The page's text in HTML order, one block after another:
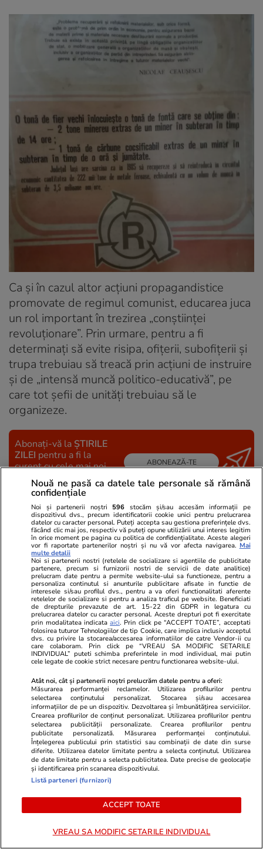
Ca şi în cazul altor acţiuni propagandistice
promovate de regimul comunist, educarea juca
un rol important în trezirea „conştiinţei
revoluţionare”. Prin urmare, pentru a fi
determinaţi să evite risipa, ofiţerii, subofiţerii şi
trupa trebuiau să treacă prin acţiuni de instruire
şi de „intensă muncă politico-educativă”, pe
care tot şefii de unităţi trebuiau să le
organizeze.
Abonați-vă la ȘTIRILE
ZILEI pentru a fi la
curent cu cele mai noi
informații.
ABONEAZĂ-TE
URMĂREȘTE CEL MAI NOU VIDEO
Drăgușanu rupe tăcerea despre pensia
alimentară pe care o primește de la Victor Slav/
Imagini cu vila lui Dorian Popa după renovarea
completă
Share 5 comentarii
Abonați-vă la canalul Libertatea de WhatsApp pentru
a fi la curent cu ultimele informații
Nouă ne pasă ca datele tale personale să rămână
confidențiale
Noi și partenerii noștri 596 stocăm și/sau accesăm informații pe
dispozitivul dvs., precum identificatorii cookie unici pentru prelucrarea
datelor cu caracter personal. Puteți accepta sau gestiona preferințele dvs.
făcând clic mai jos, respectiv vă puteți opune utilizării unui interes legitim
în orice moment pe pagina cu politica de confidențialitate. Aceste alegeri
vor fi raportate partenerilor noștri și nu vă vor afecta navigarea. Mai
multe detalii
Noi si partenerii nostri (retelele de socializare si agentiile de publicitate
partenere, precum si furnizorii nostri de servicii de date analitice)
prelucram date pentru a permite website-ului sa functioneze, pentru a
personaliza continutul si anunturile publicitare afisate in functie de
interesele si/sau profilul dvs., pentru a va oferi functionalitati aferente
retelelor de socializare si pentru a analiza traficul pe website. Beneficiati
de drepturile prevazute de art. 15-22 din GDPR in legatura cu
prelucrarea datelor cu caracter personal. Aceste drepturi pot fi exercitate
prin modalitatea indicataaici. Prin click pe “ACCEPT TOATE”, acceptati
folosirea tuturor Tehnologiilor de tip Cookie, care implica inclusiv acceptul
dvs. cu privire la stocarea/accesarea informatiilor de catre Vendor-ii cu
care colaboram. Prin click pe “VREAU SA MODIFIC SETARILE
INDIVIDUAL” puteti schimba preferintele in mod individual, mai putin
cele legate de cookie strict necesare pentru functionarea website-ului.
Atât noi, cât și partenerii noștri prelucrăm datele pentru a oferi:
Măsurarea performanței reclamelor. Utilizarea profilurilor pentru
selectarea conținutului personalizat. Stocarea și/sau accesarea
informațiilor de pe un dispozitiv. Dezvoltarea și îmbunătățirea serviciilor.
Crearea profilurilor de conținut personalizat. Utilizarea profilurilor pentru
selectarea publicității personalizate. Crearea profilurilor pentru
publicitate personalizată. Măsurarea performanței conținutului.
Înțelegerea publicului prin statistici sau combinații de date din surse
diferite. Utilizarea datelor limitate pentru a selecta conținutul. Utilizarea
de date limitate pentru a selecta publicitatea. Date precise de geolocație
și identificarea prin scanarea dispozitivului.
Listă parteneri (furnizori)
ACCEPT TOATE
VREAU SA MODIFIC SETARILE INDIVIDUAL